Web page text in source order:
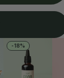
-18%